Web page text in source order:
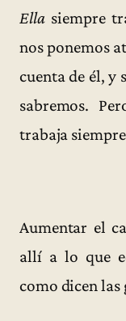
Ellasiempre
nos ponemos
cuenta de él, y
sabremos.
trabaja
Aumentar el
allí a lo que
como dicen las